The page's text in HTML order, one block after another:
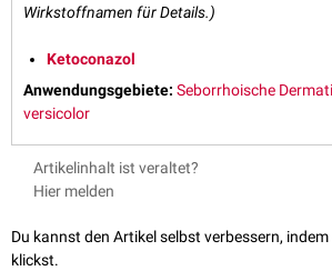
Wirkstoffnamen für Details.)
Ketoconazol
Anwendungsgebiete: Seborrhoische
versicolor
Artikelinhalt ist veraltet?
Hier melden
Du kannst den Artikel selbst verbessern,
klickst.